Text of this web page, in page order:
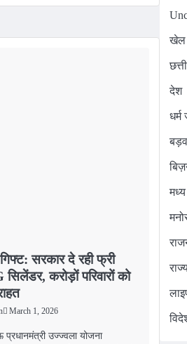
गिफ्ट: सरकार दे रही फ्री
करोड़ों परिवारों को
March 1, 2026
उज्ज्वला योजना
खेल
देश
धर्म